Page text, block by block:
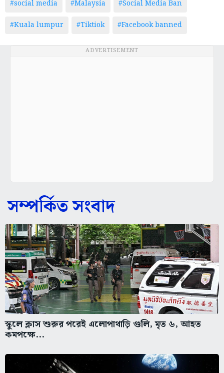
#social media #Malaysia
#Social Media Ban
#Kuala lumpur
#Tiktiok #Facebook banned
ADVERTISEMENT
সম্পর্কিত সংবাদ
স্কুলে ক্লাস শুরুর পরেই এলোপাথাড়ি গুলি, মৃত ৬, আহত
কমপক্ষে...